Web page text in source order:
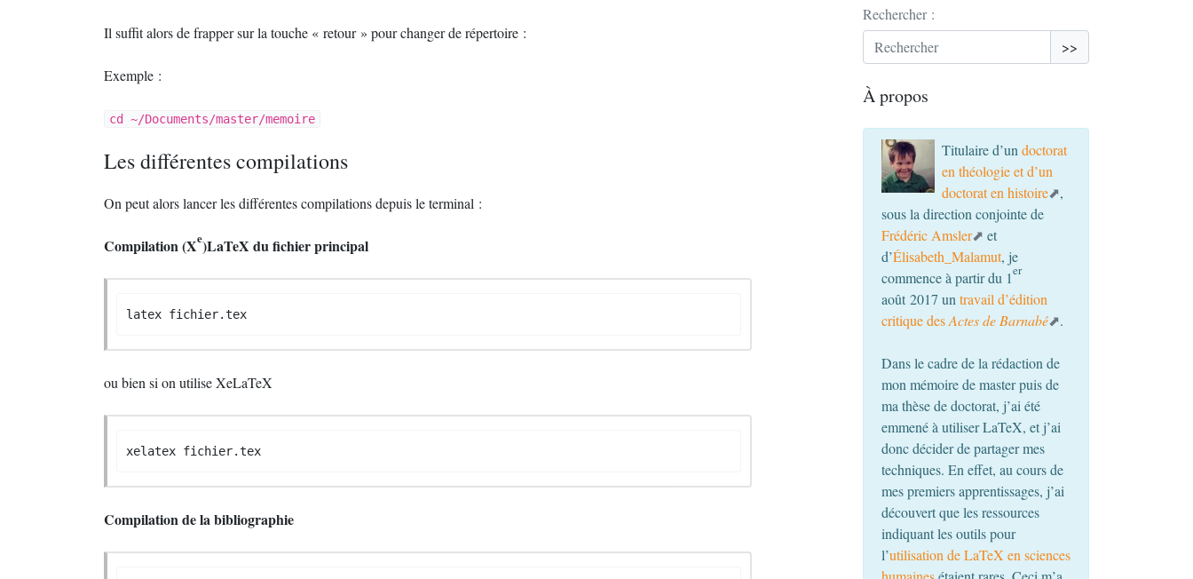
Il suffit alors de frapper sur la touche « retour » pour changer de répertoire :
Exemple :
cd ~/Documents/master/memoire
Les différentes compilations
On peut alors lancer les différentes compilations depuis le terminal :
Compilation (Xe)LaTeX du fichier principal
latex fichier.tex
ou bien si on utilise XeLaTeX
xelatex fichier.tex
Compilation de la bibliographie
Rechercher :
>>
À propos
Titulaire d’un doctorat
en théologie et d’un
doctorat en histoire
,
sous la direction conjointe de
Frédéric Amsler
et
d’Élisabeth_Malamut, je
commence à partir du 1er
août 2017 un travail d’édition
critique desActes de Barnabé .
Dans le cadre de la rédaction de
mon mémoire de master puis de
ma thèse de doctorat, j’ai été
emmené à utiliser LaTeX, et j’ai
donc décider de partager mes
techniques. En effet, au cours de
mes premiers apprentissages, j’ai
découvert que les ressources
indiquant les outils pour
l’utilisation de LaTeX en sciences